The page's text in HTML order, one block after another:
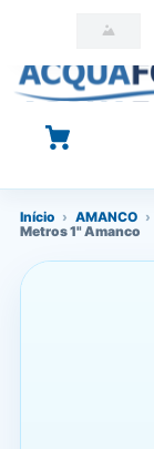
O que você
Início › AMANCO ›
Metros 1" Amanco